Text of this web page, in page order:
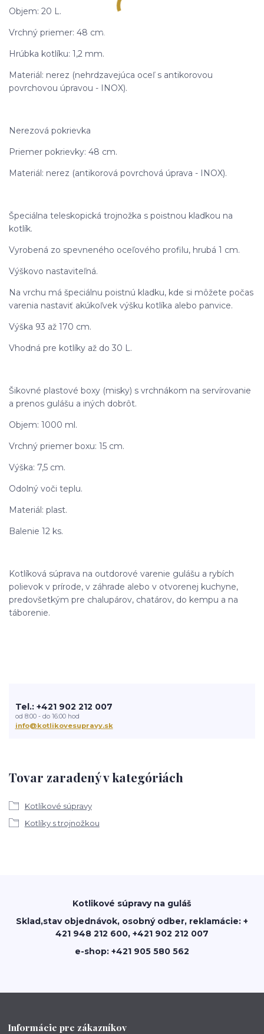
Objem: 20 L.
Vrchný priemer: 48 cm.
Hrúbka kotlíku: 1,2 mm.
Materiál: nerez (nehrdzavejúca oceľ s antikorovou
povrchovou úpravou - INOX).
Nerezová pokrievka
Priemer pokrievky: 48 cm.
Materiál: nerez (antikorová povrchová úprava - INOX).
Špeciálna teleskopická trojnožka s poistnou kladkou na
kotlík.
Vyrobená zo spevneného oceľového profilu, hrubá 1 cm.
Výškovo nastaviteľná.
Na vrchu má špeciálnu poistnú kladku, kde si môžete počas
varenia nastaviť akúkoľvek výšku kotlíka alebo panvice.
Výška 93 až 170 cm.
Vhodná pre kotlíky až do 30 L.
Šikovné plastové boxy (misky) s vrchnákom na servírovanie
a prenos gulášu a iných dobrôt.
Objem: 1000 ml.
Vrchný priemer boxu: 15 cm.
Výška: 7,5 cm.
Odolný voči teplu.
Materiál: plast.
Balenie 12 ks.
Kotlíková súprava na outdorové varenie gulášu a rybích
polievok v prírode, v záhrade alebo v otvorenej kuchyne,
predovšetkým pre chalupárov, chatárov, do kempu a na
táborenie.
Tovar zaradený v kategóriách
Kotlíkové súpravy
Kotlíky s trojnožkou
Tel.: +421 902 212 007
od 8:00 - do 16:00 hod
info@kotlikovesupravy.sk
Kotlikové súpravy na guláš
Sklad,stav objednávok, osobný odber, reklamácie: +
421 948 212 600, +421 902 212 007
e-shop: +421 905 580 562
Informácie pre zákazníkov